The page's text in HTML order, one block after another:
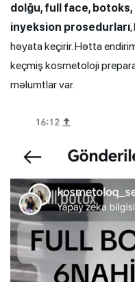
dolğu, full face,
inyeksion prosedurları
həyata keçirir. Hətta
keçmiş kosmetoloji
məlumtlar var.